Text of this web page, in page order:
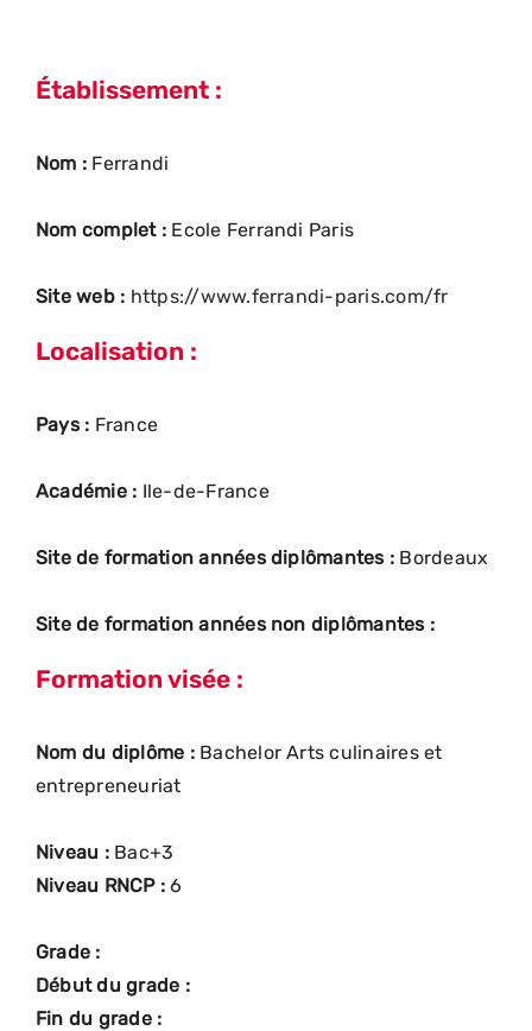
Établissement :
Nom : Ferrandi
Nom complet : Ecole Ferrandi Paris
Site web : https://www.ferrandi-paris.com/fr
Localisation :
Pays : France
Académie : Ile-de-France
Site de formation années diplômantes : Bordeaux
Site de formation années non diplômantes :
Formation visée :
Nom du diplôme : Bachelor Arts culinaires et
entrepreneuriat
Niveau : Bac+3
Niveau RNCP :6
Grade :
Début du grade :
Fin du grade :